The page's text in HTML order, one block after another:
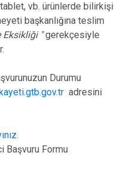
vb. ürünlerde bilirkişi
başkanlığına teslim
Eksikliği "gerekçesiyle
Durumu
adresini
Başvuru Formu